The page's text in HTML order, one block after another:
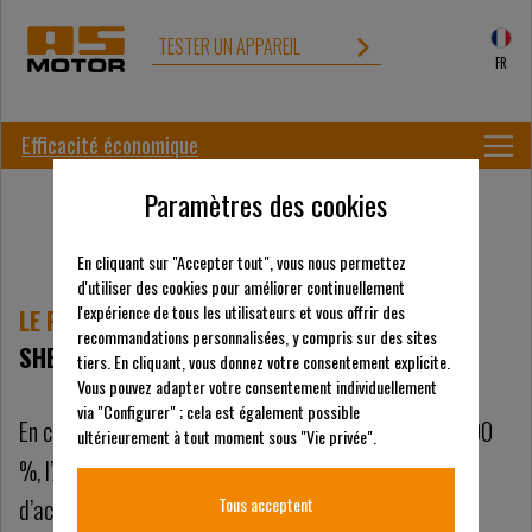
TESTER UN APPAREIL
FR
Efficacité économique
LE PRIX N'EST PAS TOUT - ET MÊME LÀ, LE
SHERPA RCCONVAINC
En comparaison avec les appareils télécommandés à 100
%, l’AS 940 Sherpa 4WD RC convainc par des coûts
d’acquisition nettement inférieurs.
Paramètres des cookies
En cliquant sur "Accepter tout", vous nous permettez
d'utiliser des cookies pour améliorer continuellement
l'expérience de tous les utilisateurs et vous offrir des
recommandations personnalisées, y compris sur des sites
tiers. En cliquant, vous donnez votre consentement explicite.
Vous pouvez adapter votre consentement individuellement
via "Configurer" ; cela est également possible
ultérieurement à tout moment sous "Vie privée".
Tous acceptent